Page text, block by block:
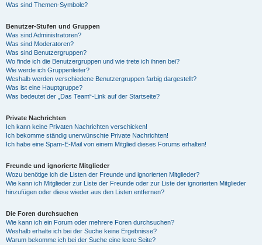
Was sind Themen-Symbole?
Benutzer-Stufen und Gruppen
Was sind Administratoren?
Was sind Moderatoren?
Was sind Benutzergruppen?
Wo finde ich die Benutzergruppen und wie trete ich ihnen bei?
Wie werde ich Gruppenleiter?
Weshalb werden verschiedene Benutzergruppen farbig dargestellt?
Was ist eine Hauptgruppe?
Was bedeutet der „Das Team“-Link auf der Startseite?
Private Nachrichten
Ich kann keine Privaten Nachrichten verschicken!
Ich bekomme ständig unerwünschte Private Nachrichten!
Ich habe eine Spam-E-Mail von einem Mitglied dieses Forums erhalten!
Freunde und ignorierte Mitglieder
Wozu benötige ich die Listen der Freunde und ignorierten Mitglieder?
Wie kann ich Mitglieder zur Liste der Freunde oder zur Liste der ignorierten Mitglieder
hinzufügen oder diese wieder aus den Listen entfernen?
Die Foren durchsuchen
Wie kann ich ein Forum oder mehrere Foren durchsuchen?
Weshalb erhalte ich bei der Suche keine Ergebnisse?
Warum bekomme ich bei der Suche eine leere Seite?